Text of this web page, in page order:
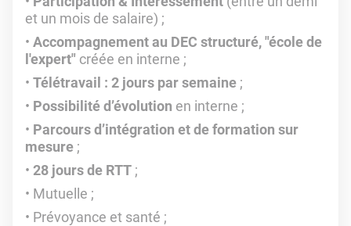
et un mois de salaire) ;
Accompagnement au DEC structuré, "école de
l'expert" créée en interne ;
Télétravail : 2 jours par semaine ;
Possibilité d’évolution en interne ;
Parcours d’intégration et de formation sur
mesure ;
28 jours de RTT ;
Mutuelle ;
Prévoyance et santé ;